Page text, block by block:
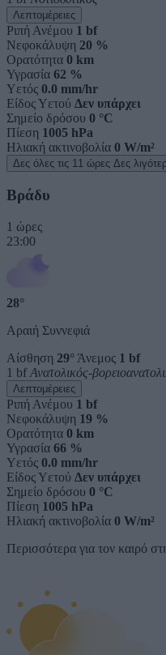
Λεπτομέρειες
Ριπή Ανέμου 1 bf
Νεφοκάλυψη 20 %
Ορατότητα 0 km
Υγρασία 62 %
Υετός 0.0 mm/hr
Είδος Υετού Δεν υπάρχει
Σημείο δρόσου 0 °C
Πίεση 1005 hPa
Ηλιακή ακτινοβολία 0 W/m²
Δες όλες τις 11 ώρες Δες
Βράδυ
1 ώρες
23:00
28°
Αραιή Συννεφιά
Αίσθηση 29° Άνεμος 1 bf
1 bf Ανατολικός-
Λεπτομέρειες
Ριπή Ανέμου 1 bf
Νεφοκάλυψη 19 %
Ορατότητα 0 km
Υγρασία 66 %
Υετός 0.0 mm/hr
Είδος Υετού Δεν υπάρχει
Σημείο δρόσου 0 °C
Πίεση 1005 hPa
Ηλιακή ακτινοβολία 0 W/m²
Περισσότερα για τον καιρό